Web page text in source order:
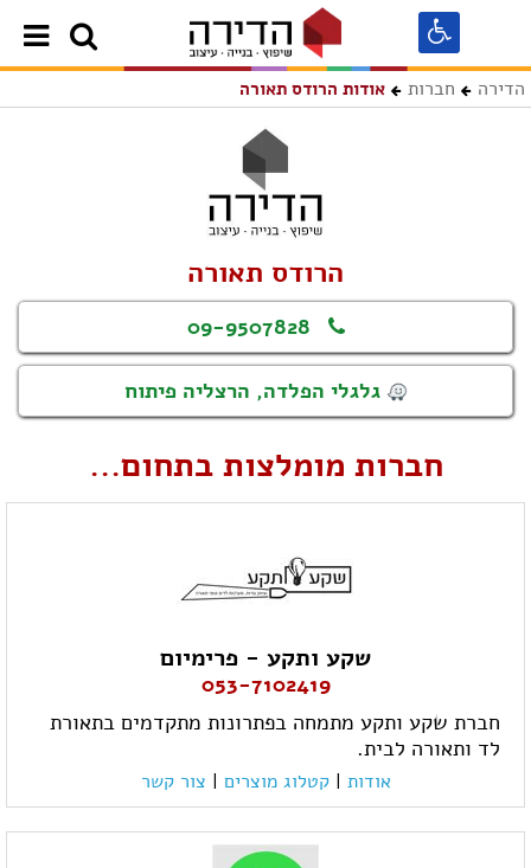
הדירה חברות אודות הרודס תאורה
הרודס תאורה
09-9507828
גלגלי הפלדה, הרצליה פיתוח
חברות מומלצות בתחום...
שקע ותקע - פרימיום
053-7102419
חברת שקע ותקע מתמחה בפתרונות מתקדמים בתאורת
לד ותאורה לבית.
אודות | קטלוג מוצרים | צור קשר